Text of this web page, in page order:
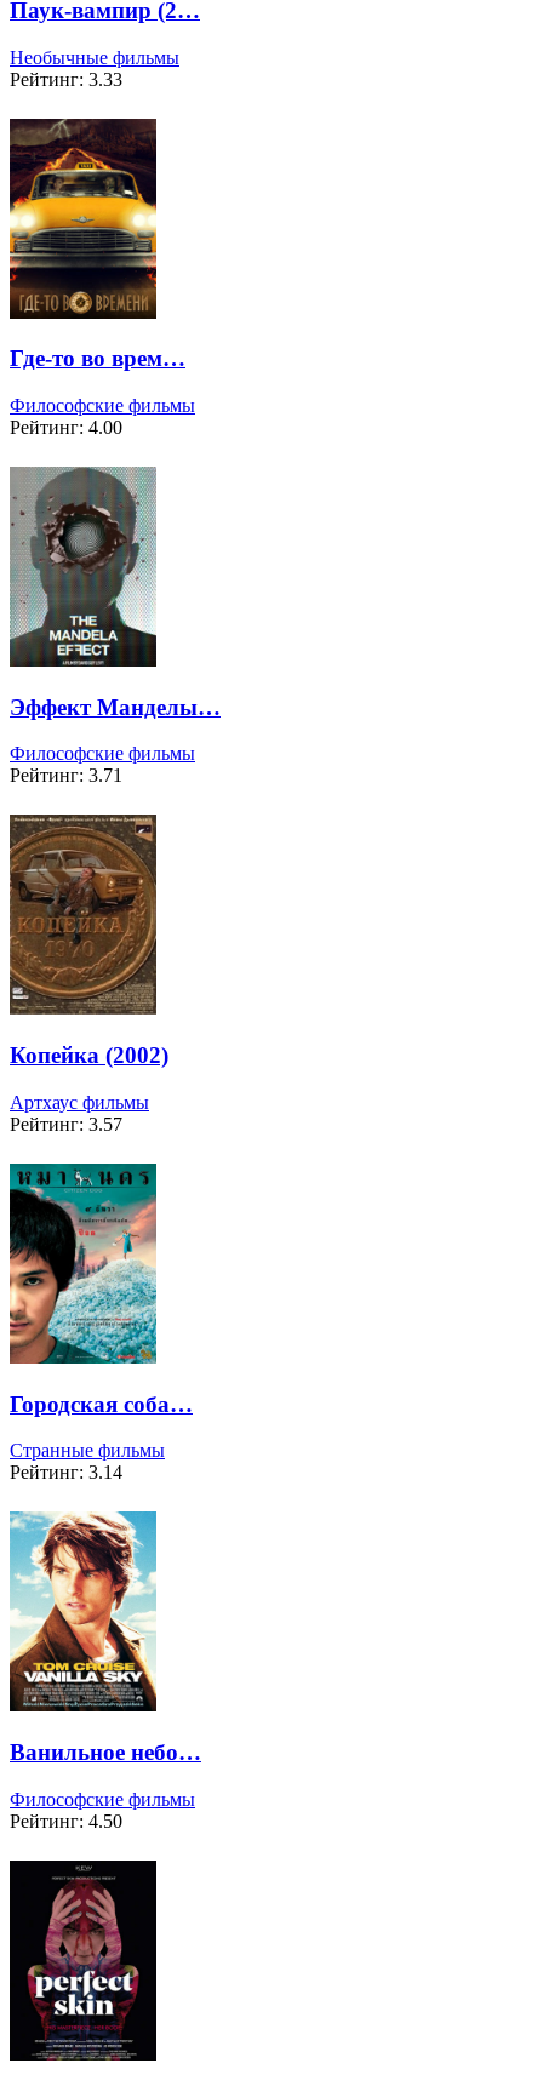
Паук-вампир (2…
Необычные фильмы
Рейтинг: 3.33
Где-то во врем…
Философские фильмы
Рейтинг: 4.00
Эффект Манделы…
Философские фильмы
Рейтинг: 3.71
Копейка (2002)
Артхаус фильмы
Рейтинг: 3.57
Городская соба…
Странные фильмы
Рейтинг: 3.14
Ванильное небо…
Философские фильмы
Рейтинг: 4.50